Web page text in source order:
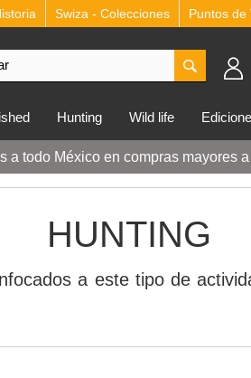
Swiza - Colecciones Puntos de
hunting wild life
a todo México en compras mayores
HUNTING
a este tipo de